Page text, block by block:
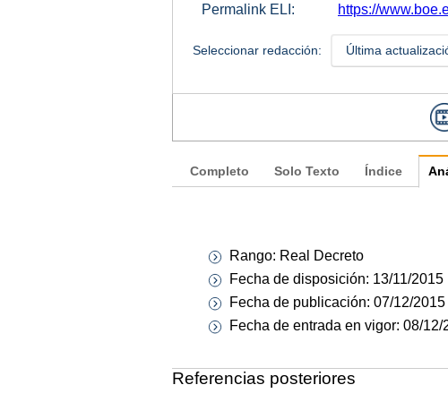
Permalink ELI:
https://
Seleccionar redacción: Última
Completo Solo Texto Índice
Rango: Real Decreto
Fecha de disposición: 13/11/2015
Fecha de publicación: 07/12/2015
Fecha de entrada en vigor: 08/12/
Referencias posteriores